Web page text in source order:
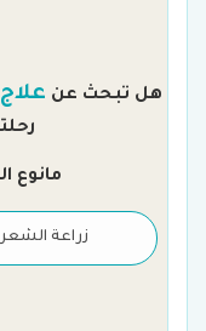
هل تبحث عن
مانوع
زراعة الشعر